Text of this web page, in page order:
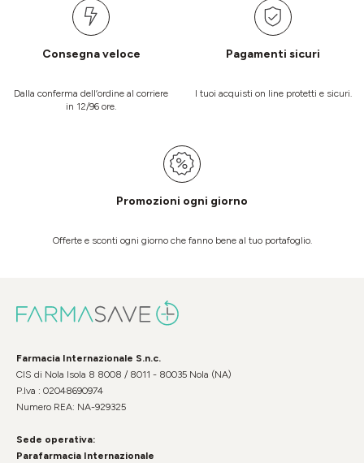
Consegna veloce
Dalla conferma dell’ordine al corriere
in 12/96 ore.
Pagamenti sicuri
I tuoi acquisti on line protetti e sicuri.
Promozioni ogni giorno
Offerte e sconti ogni giorno che fanno bene al tuo portafoglio.
Farmacia Internazionale S.n.c.
CIS di Nola Isola 8 8008 / 8011 - 80035 Nola (NA)
P.Iva : 02048690974
Numero REA: NA-929325
Sede operativa:
Parafarmacia Internazionale